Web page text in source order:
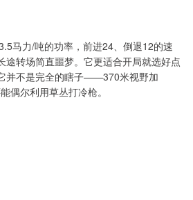
马力/吨的功率，前进24、倒退12的速
途转场简直噩梦。它更适合开局就选好点
并不是完全的瞎子——370米视野加
偶尔利用草丛打冷枪。